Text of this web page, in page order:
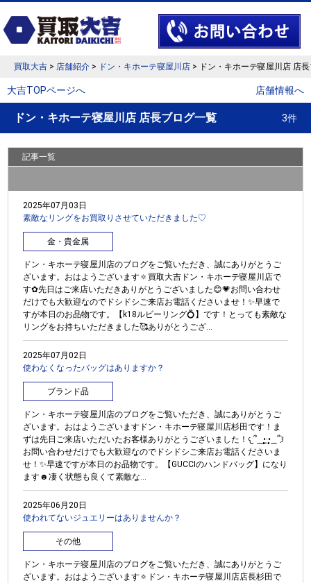
買取大吉 > 店舗紹介 > ドン・キホーテ寝屋川店 > ドン・キホーテ寝屋川店 店
大吉TOPページへ 店舗情報へ
ドン・キホーテ寝屋川店 店長ブログ一覧 3件
記事一覧
2025年07月03日
素敵なリングをお買取りさせていただきました♡
金・貴金属
ドン・キホーテ寝屋川店のブログをご覧いただき、誠にありがとうご
ざいます。おはようございます🔅買取大吉ドン・キホーテ寝屋川店で
す✿︎先日はご来店いただきありがとうございました😊💗お問い合わせ
だけでも大歓迎なのでドシドシご来店お電話くださいませ！✨早速で
すが本日のお品物です。【k18ルビーリング💍】です！とっても素敵な
リングをお持ちいただきました🥰ありがとうござ...
2025年07月02日
使わなくなったバッグはありますか？
ブランド品
ドン・キホーテ寝屋川店のブログをご覧いただき、誠にありがとうご
ざいます。おはようございますドン・キホーテ寝屋川店杉田です！ま
ずは先日ご来店いただいたお客様ありがとうございました！𐔌՞⁔•͈·̫•͈⁔՞𐦯
お問い合わせだけでも大歓迎なのでドシドシご来店お電話くださいま
せ！✨早速ですが本日のお品物です。【GUCCIのハンドバッグ】になり
ます☻凄く状態も良くて素敵な...
2025年06月20日
使われてないジュエリーはありませんか？
その他
ドン・キホーテ寝屋川店のブログをご覧いただき、誠にありがとうご
ざいます。おはようございます🔅ドン・キホーテ寝屋川店店長杉田で